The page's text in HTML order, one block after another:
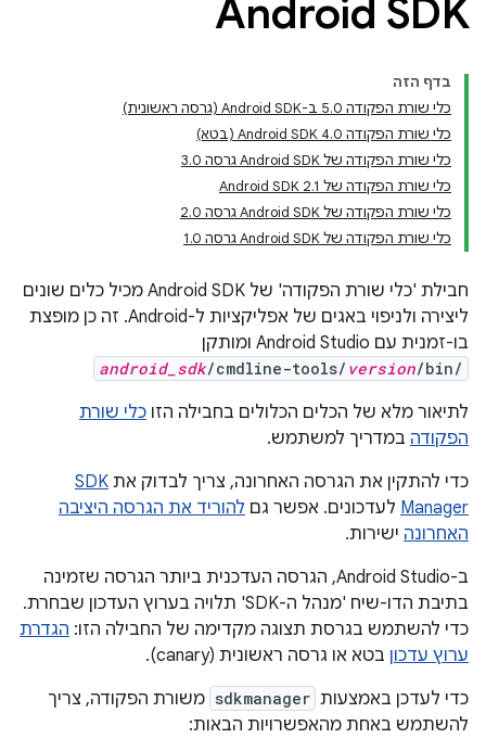
Android SDK
בדף הזה
כלי שורת הפקודה 5.0 ב-Android SDK (גרסה ראשונית)
כלי שורת הפקודה Android SDK 4.0 (בטא)
כלי שורת הפקודה של Android SDK גרסה 3.0
כלי שורת הפקודה של Android SDK 2.1
כלי שורת הפקודה של Android SDK גרסה 2.0
כלי שורת הפקודה של Android SDK גרסה 1.0
חבילת 'כלי שורת הפקודה' של Android SDK מכיל כלים שונים
ליצירה ולניפוי באגים של אפליקציות ל-Android. זה כן מופצת
בו-זמנית עם Android Studio ומותקן
android_sdk/cmdline-tools/ version/bin/
לתיאור מלא של הכלים הכלולים בחבילה הזו כלי שורת
הפקודה במדריך למשתמש.
כדי להתקין את הגרסה האחרונה, צריך לבדוק את SDK
Manager לעדכונים. אפשר גם להוריד את הגרסה היציבה
האחרונה ישירות.
ב-Android Studio, הגרסה העדכנית ביותר הגרסה שזמינה
בתיבת הדו-שיח 'מנהל ה-SDK' תלויה בערוץ העדכון שבחרת.
כדי להשתמש בגרסת תצוגה מקדימה של החבילה הזו: הגדרת
ערוץ עדכון בטא או גרסה ראשונית (canary).
כדי לעדכן באמצעות sdkmanager משורת הפקודה, צריך
להשתמש באחת מהאפשרויות הבאות: